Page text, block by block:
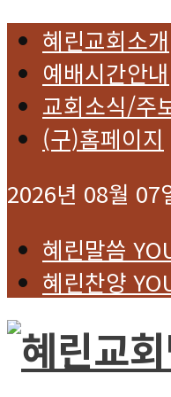
혜린교회소개
예배시간안내
교회소식/주
(구)홈페이지
2026년 08월 07
혜린말씀
혜린찬양